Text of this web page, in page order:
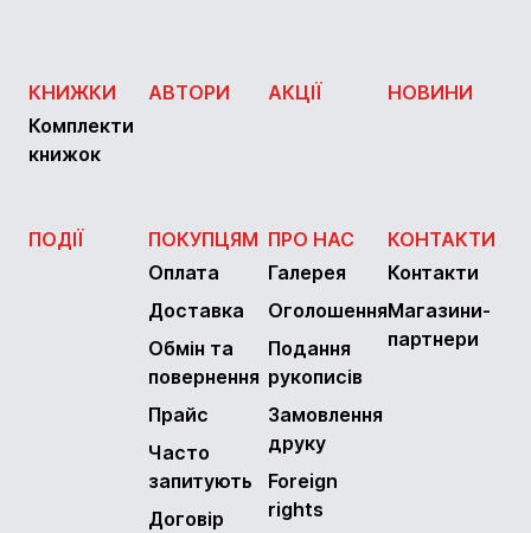
КНИЖКИ
Комплекти
книжок
АВТОРИ АКЦІЇ НОВИНИ
ПОДІЇ
ПОКУПЦЯМ
Оплата
Доставка
Обмін та
повернення
Прайс
Часто
запитують
Договір
ПРО НАС
Галерея
Оголошення
Подання
рукописів
Замовлення
друку
Foreign
rights
КОНТАКТИ
Контакти
Магазини-
партнери